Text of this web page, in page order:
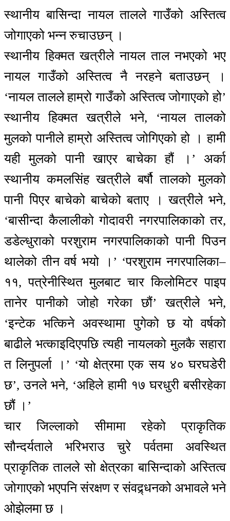
स्थानीय बासिन्दा नायल तालले गाउँको अस्तित्व
जोगाएको भन्न रुचाउछन् ।
स्थानीय हिक्मत खत्रीले नायल ताल नभएको भए
नायल गाउँको अस्तित्व नै नरहने बताउछन् ।
‘नायल तालले हाम्रो गाउँको अस्तित्व जोगाएको हो’
स्थानीय हिक्मत खत्रीले भने, ‘नायल तालको
मुलको पानीले हाम्रो अस्तित्व जोगिएको हो । हामी
यही मुलको पानी खाएर बाचेका हौं ।’ अर्का
स्थानीय कमलसिंह खत्रीले बर्षौ तालको मुलको
पानी पिएर बाचेको बाचेको बताए । खत्रीले भने,
‘बासीन्दा कैलालीको गोदावरी नगरपालिकाको तर,
डडेल्धुराको परशुराम नगरपालिकाको पानी पिउन
थालेको तीन वर्ष भयो ।’ ‘परशुराम नगरपालिका–
११, पत्रेनीस्थित मुलबाट चार किलोमिटर पाइप
तानेर पानीको जोहो गरेका छौं’ खत्रीले भने,
‘इन्टेक भत्किने अवस्थामा पुगेको छ यो वर्षको
बाढीले भत्काइदिएपछि त्यही नायलको मुलकै सहारा
त लिनुपर्ला ।’ ‘यो क्षेत्रमा एक सय ४० घरघडेरी
छ’, उनले भने, ‘अहिले हामी १७ घरधुरी बसीरहेका
छौं ।’
चार जिल्लाको सीमामा रहेको प्राकृतिक
सौन्दर्यताले भरिभराउ चुरे पर्वतमा अवस्थित
प्राकृतिक तालले सो क्षेत्रका बासिन्दाको अस्तित्व
जोगाएको भएपनि संरक्षण र संवद्र्धनको अभावले भने
ओझेलमा छ ।